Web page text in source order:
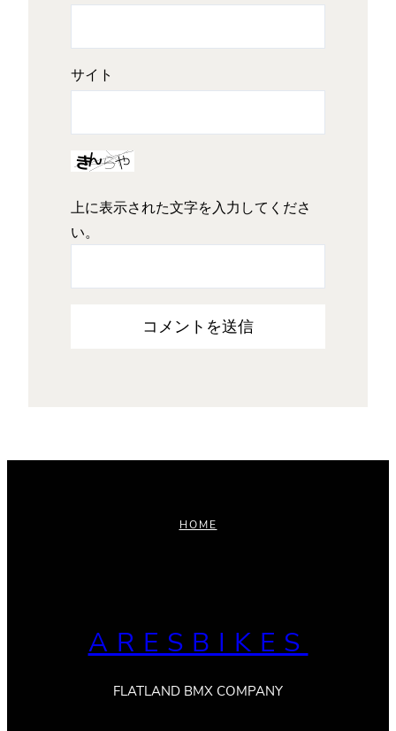
サイト
上に表示された文字を入力してくださ
い。
HOME
ARESBIKES
FLATLAND BMX COMPANY